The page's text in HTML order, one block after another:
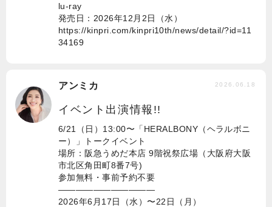
lu-ray
発売日：2026年12月2日（水）
https://kinpri.com/kinpri10th/news/detail/?id=11
34169
アンミカ
イベント出演情報!!
6/21（日）13:00〜「HERALBONY（ヘラルボニ
ー）」トークイベント
場所：阪急うめだ本店 9階祝祭広場（大阪府大阪
市北区角田町8番7号)
参加無料・事前予約不要
———————————
2026年6月17日（水）〜22日（月）
2026.06.18